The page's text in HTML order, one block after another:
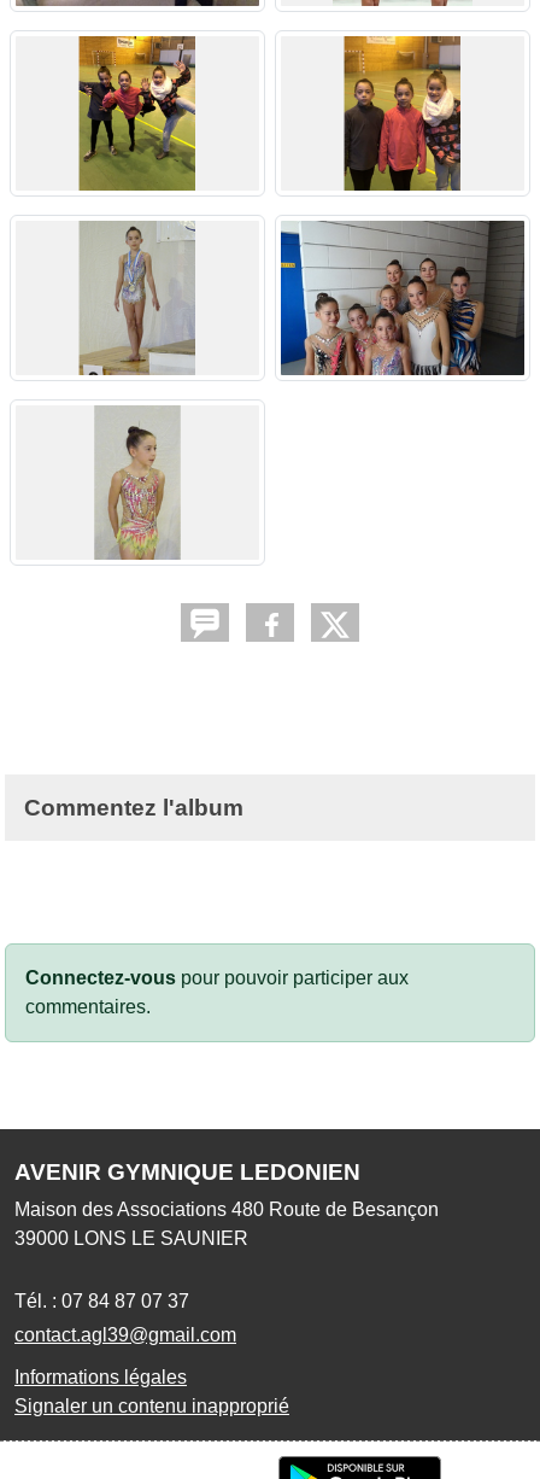
Commentez l'album
Connectez-vous pour pouvoir participer aux
commentaires.
AVENIR GYMNIQUE LEDONIEN
Maison des Associations 480 Route de Besançon
39000 LONS LE SAUNIER
Tél. : 07 84 87 07 37
contact.agl39@gmail.com
Informations légales
Signaler un contenu inapproprié